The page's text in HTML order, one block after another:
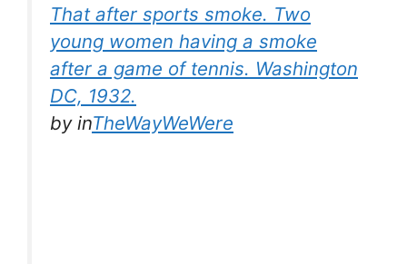
That after sports smoke. Two
young women having a smoke
after a game of tennis. Washington
DC, 1932.
byinTheWayWeWere